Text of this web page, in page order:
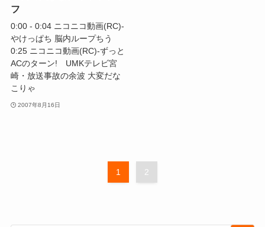
フ
0:00 - 0:04 ニコニコ動画(RC)‐
やけっぱち 脳内ループちう
0:25 ニコニコ動画(RC)‐ずっと
ACのターン! UMKテレビ宮
崎・放送事故の余波 大変だな
こりゃ
2007年8月16日
1 2